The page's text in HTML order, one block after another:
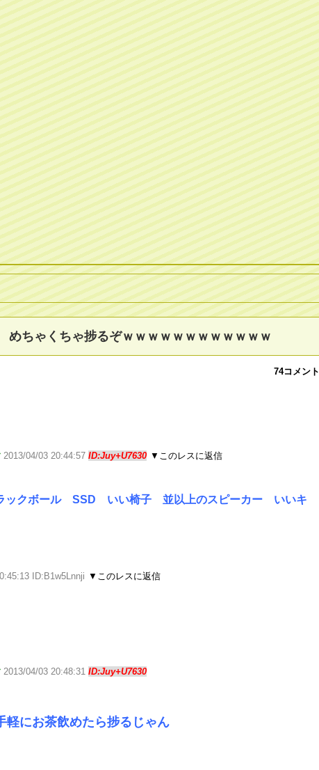
ちゃくちゃ捗るぞｗｗｗｗｗｗｗｗｗｗｗｗ
74コメント
2013/04/03 20:44:57 ID:Juy+U7630 ▼このレスに返信
クボール SSD いい椅子 並以上のスピーカー いいキ
ID:B1w5Lnnji ▼このレスに返信
2013/04/03 20:48:31 ID:Juy+U7630
軽にお茶飲めたら捗るじゃん